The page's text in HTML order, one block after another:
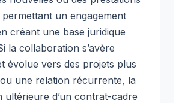
un engagement
créant une base juridique
la collaboration s’avère
évolue vers des projets plus
une relation récurrente, la
ultérieure d’un contrat-cadre